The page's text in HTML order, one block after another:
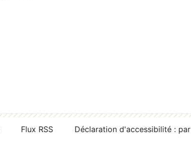
Flux RSS Déclaration d'accessibilité :